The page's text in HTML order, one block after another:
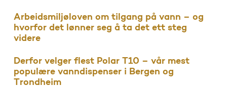
Arbeidsmiljøloven om tilgang på vann – og
hvorfor det lønner seg å ta det ett steg
videre
Derfor velger flest Polar T10 – vår mest
populære vanndispenser i Bergen og
Trondheim